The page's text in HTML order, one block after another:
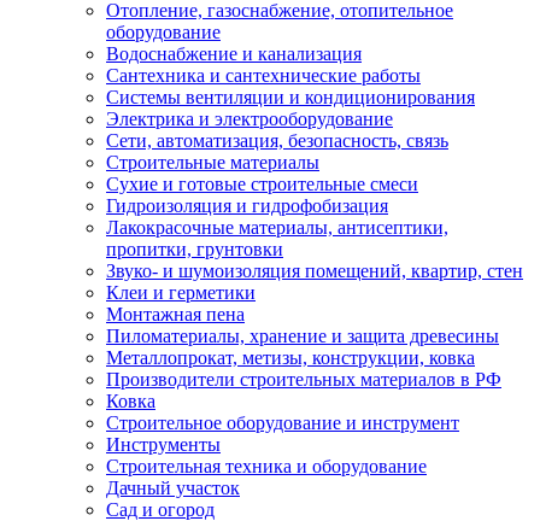
Отопление, газоснабжение, отопительное
оборудование
Водоснабжение и канализация
Сантехника и сантехнические работы
Системы вентиляции и кондиционирования
Электрика и электрооборудование
Сети, автоматизация, безопасность, связь
Строительные материалы
Сухие и готовые строительные смеси
Гидроизоляция и гидрофобизация
Лакокрасочные материалы, антисептики,
пропитки, грунтовки
Звуко- и шумоизоляция помещений, квартир, стен
Клеи и герметики
Монтажная пена
Пиломатериалы, хранение и защита древесины
Металлопрокат, метизы, конструкции, ковка
Производители строительных материалов в РФ
Ковка
Строительное оборудование и инструмент
Инструменты
Строительная техника и оборудование
Дачный участок
Сад и огород